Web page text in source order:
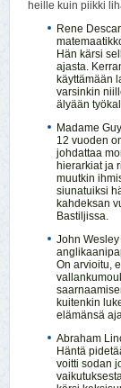
heille kuin piikki
Rene
Hän kärsi
ajasta.
käyttämään
varsinkin
älyään
Madame
12 vuoden
johdattaa
hierarkiat ja
muutkin
siunatuiksi
kahdeksan
Bastiljissa.
John
On arvioitu,
kuitenkin
elämänsä
Abraham
Häntä
voitti sodan